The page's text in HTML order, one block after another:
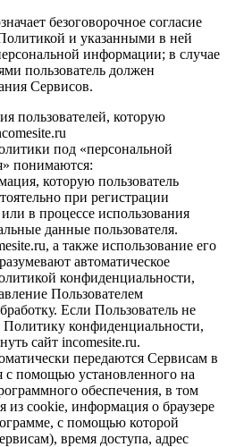
безоговорочное согласие
и указанными в ней
информации; в случае
пользователь должен
Сервисов.
пользователей, которую
под «персональной
понимаются:
которую пользователь
при регистрации
в процессе использования
данные пользователя.
а также использование его
автоматическое
конфиденциальности,
Пользователем
Если Пользователь не
конфиденциальности,
сайт incomesite.ru.
передаются Сервисам в
с помощью установленного на
обеспечения, в том
из cookie, информация о браузере
с помощью которой
время доступа, адрес